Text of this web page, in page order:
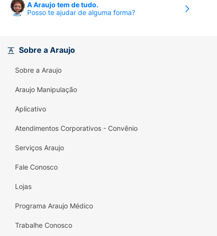
A Araujo tem de tudo.
Posso te ajudar de alguma forma?
Sobre a Araujo
Sobre a Araujo
Araujo Manipulação
Aplicativo
Atendimentos Corporativos - Convênio
Serviços Araujo
Fale Conosco
Lojas
Programa Araujo Médico
Trabalhe Conosco